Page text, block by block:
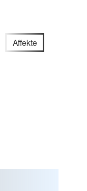
Affekte